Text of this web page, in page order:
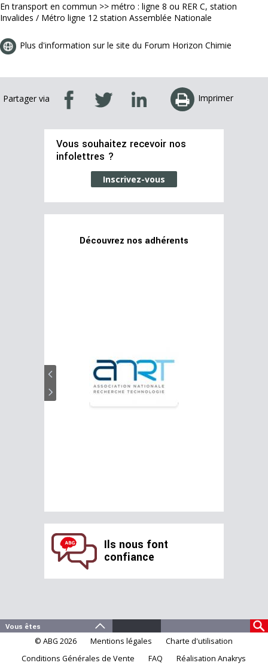
En transport en commun >> métro : ligne 8 ou RER C, station
Invalides / Métro ligne 12 station Assemblée Nationale
Plus d'information sur le site du Forum Horizon Chimie
Partager via Imprimer
Vous souhaitez recevoir nos
infolettres ?
Inscrivez-vous
Découvrez nos adhérents
Ils nous font
confiance
© ABG 2026 Mentions légales
Charte d'utilisation
Conditions Générales de Vente
FAQ Réalisation Anakrys